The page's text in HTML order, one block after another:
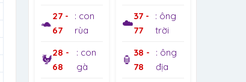
🐢
27 -
67
: con
rùa
🐓
28 -
68
: con
gà
☁️
37 -
77
: ông
trời
🏮
38 -
78
: ông
địa